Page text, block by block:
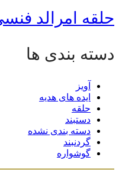
حلقه امرالد
دسته بندی ها
آویز
ایده های هدیه
حلقه
دستبند
دسته بندی نشده
گردنبند
گوشواره